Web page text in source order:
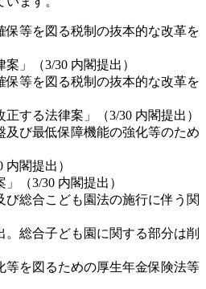
保等を図る税制の抜本的な改革を
」（3/30 内閣提出）
保等を図る税制の抜本的な改革を
する法律案」（3/30 内閣提出）
及び最低保障機能の強化等のため
閣提出）
（3/30 内閣提出）
び総合こども園法の施行に伴う関
総合子ども園に関する部分は削
等を図るための厚生年金保険法等